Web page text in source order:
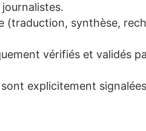
(traduction, synthèse,
vérifiés et validés
explicitement